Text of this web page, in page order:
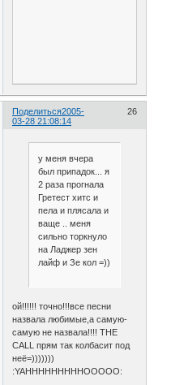
Поделиться 26
2005-
03-28 21:08:14
у меня вчера
был припадок... я
2 раза прогнала
Гретест хитс и
пела и плясала и
ваще .. меня
сильно торкнуло
на Ладжер зен
лайф и Зе кол =))
ой!!!!!! точно!!!все песни
назвала любимые,а самую-
самую не назвала!!!! THE
CALL прям так колбасит под
неё=)))))))
:YAHHHHHHHHHOOOOO: